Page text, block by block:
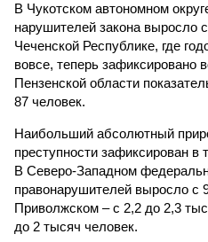
В Чукотском автономном
нарушителей закона выросло
Чеченской Республике, где
вовсе, теперь зафиксировано
Пензенской области
87 человек.
Наибольший абсолютный
преступности зафиксирован в
В Северо-Западном
правонарушителей выросло с
Приволжском – с 2,2 до 2,3
до 2 тысяч человек.